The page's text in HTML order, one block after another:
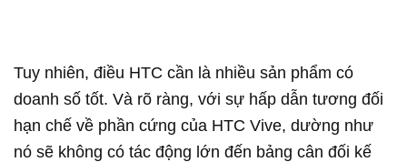
Tuy nhiên, điều HTC cần là nhiều sản phẩm có
doanh số tốt. Và rõ ràng, với sự hấp dẫn tương đối
hạn chế về phần cứng của HTC Vive, dường như
nó sẽ không có tác động lớn đến bảng cân đối kế